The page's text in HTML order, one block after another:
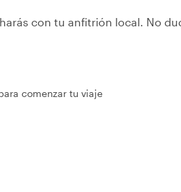
con tu anfitrión local. No
comenzar tu viaje